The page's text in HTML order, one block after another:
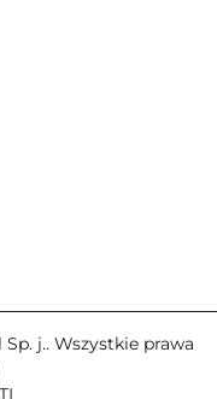
j.. Wszystkie prawa